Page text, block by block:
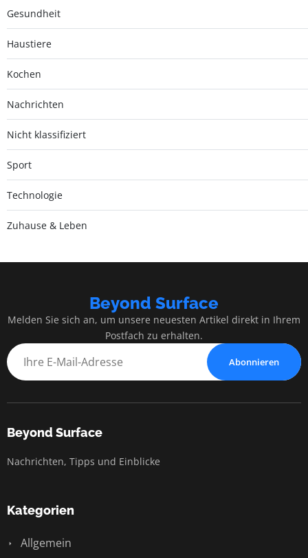
Gesundheit
Haustiere
Kochen
Nachrichten
Nicht klassifiziert
Sport
Technologie
Zuhause & Leben
Beyond Surface
Melden Sie sich an, um unsere neuesten Artikel direkt in Ihrem
Postfach zu erhalten.
Abonnieren
Beyond Surface
Nachrichten, Tipps und Einblicke
Kategorien
Allgemein